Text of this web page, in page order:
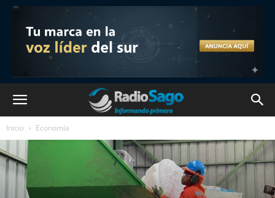
Inicio Economía